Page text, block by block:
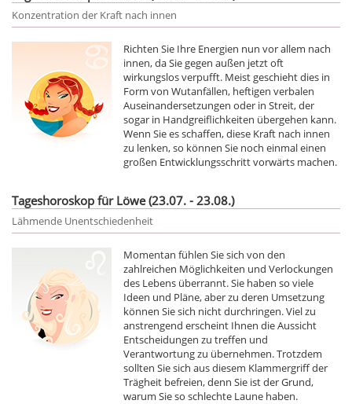
Konzentration der Kraft nach innen
Richten Sie Ihre Energien nun vor allem nach
innen, da Sie gegen außen jetzt oft
wirkungslos verpufft. Meist geschieht dies in
Form von Wutanfällen, heftigen verbalen
Auseinandersetzungen oder in Streit, der
sogar in Handgreiflichkeiten übergehen kann.
Wenn Sie es schaffen, diese Kraft nach innen
zu lenken, so können Sie noch einmal einen
großen Entwicklungsschritt vorwärts machen.
Tageshoroskop für Löwe (23.07. - 23.08.)
Lähmende Unentschiedenheit
Momentan fühlen Sie sich von den
zahlreichen Möglichkeiten und Verlockungen
des Lebens überrannt. Sie haben so viele
Ideen und Pläne, aber zu deren Umsetzung
können Sie sich nicht durchringen. Viel zu
anstrengend erscheint Ihnen die Aussicht
Entscheidungen zu treffen und
Verantwortung zu übernehmen. Trotzdem
sollten Sie sich aus diesem Klammergriff der
Trägheit befreien, denn Sie ist der Grund,
warum Sie so schlechte Laune haben.